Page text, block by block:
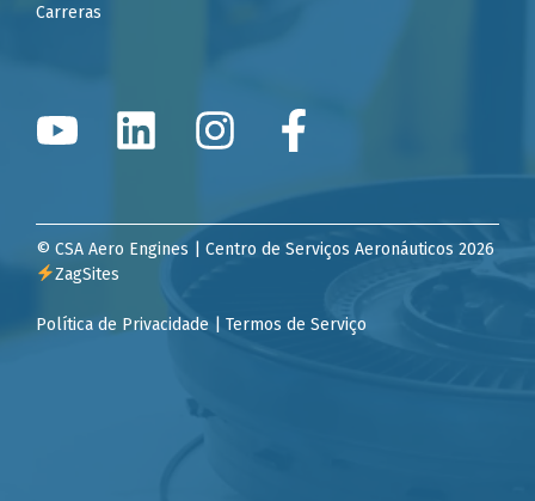
Carreras
© CSA Aero Engines | Centro de Serviços Aeronáuticos 2026
ZagSites
Política de Privacidade | Termos de Serviço